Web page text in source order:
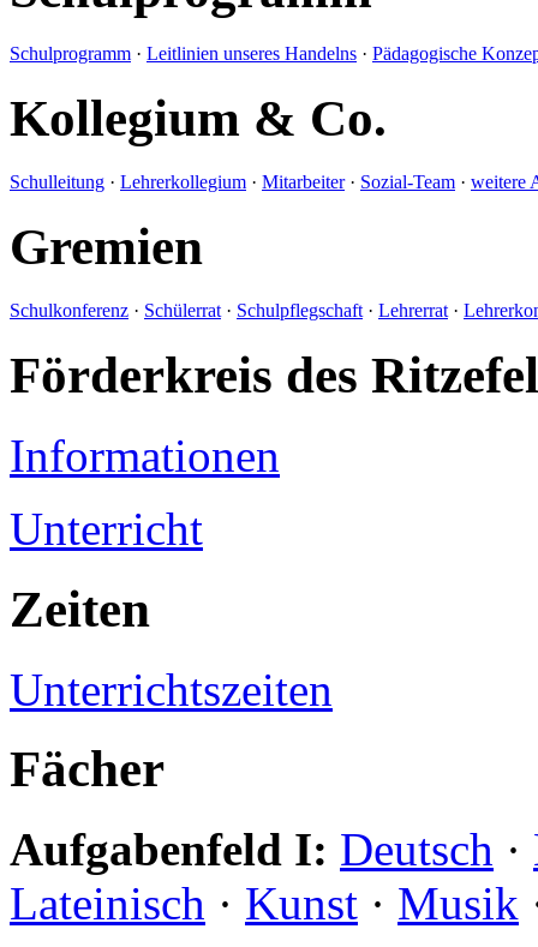
Schulprogramm · Leitlinien unseres Handelns · Pädagogische
Kollegium & Co.
Schulleitung · Lehrerkollegium · Mitarbeiter· Sozial-Team · weitere
Gremien
Schulkonferenz · Schülerrat · Schulpflegschaft · Lehrerrat ·
Förderkreis des
Informationen
Unterricht
Zeiten
Unterrichtszeiten
Fächer
Aufgabenfeld I: Deutsch ·
Lateinisch · Kunst · Musik